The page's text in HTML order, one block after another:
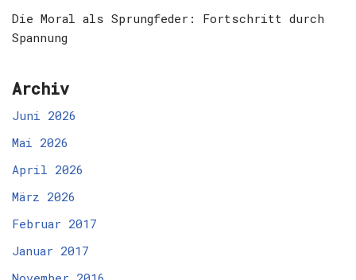
Die Moral als Sprungfeder: Fortschritt durch
Spannung
Archiv
Juni 2026
Mai 2026
April 2026
März 2026
Februar 2017
Januar 2017